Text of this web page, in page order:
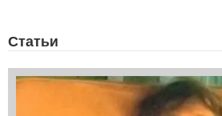
Статьи